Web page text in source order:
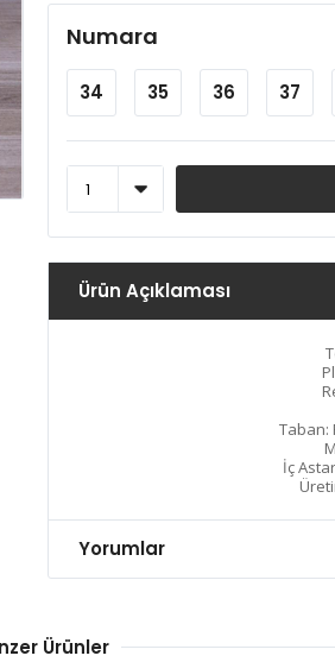
Numara
34 35 36 37
Ürün Açıklaması
Taban:
İç
Yorumlar
Ürünler